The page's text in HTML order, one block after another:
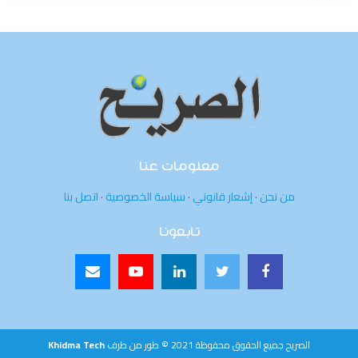
معلومات عنا
من نحن·إشعار قانوني·سياسة الخصوصية·اتصل بنا
تابعونا
الصريح جميع الحقوق محفوظة 2021 © طور من طرف Khidma Tech